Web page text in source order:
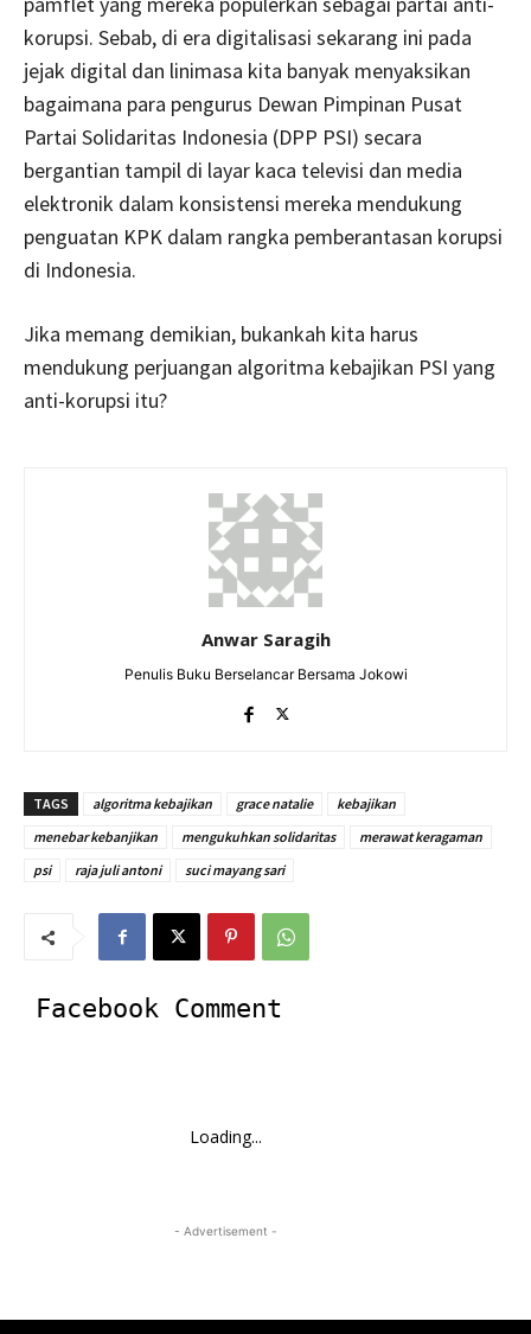
korupsi. Sebab, di era digitalisasi sekarang ini pada
jejak digital dan linimasa kita banyak menyaksikan
bagaimana para pengurus Dewan Pimpinan Pusat
Partai Solidaritas Indonesia (DPP PSI) secara
bergantian tampil di layar kaca televisi dan media
elektronik dalam konsistensi mereka mendukung
penguatan KPK dalam rangka pemberantasan korupsi
di Indonesia.
Jika memang demikian, bukankah kita harus
mendukung perjuangan algoritma kebajikan PSI yang
anti-korupsi itu?
Anwar Saragih
Penulis Buku Berselancar Bersama Jokowi
TAGS algoritma kebajikan grace natalie
kebajikan
menebar kebanjikan
mengukuhkan solidaritas
merawat keragaman
psi
raja juli antoni suci mayang sari
Facebook Comment
Loading...
- Advertisement -